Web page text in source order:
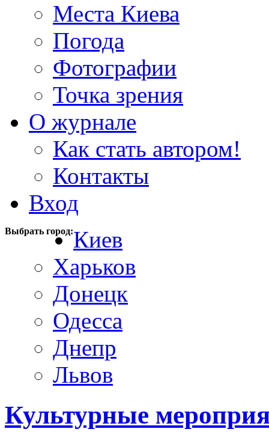
Места Киева
Погода
Фотографии
Точка зрения
О журнале
Как стать автором!
Контакты
Вход
Выбрать город:Киев
Харьков
Донецк
Одесса
Днепр
Львов
Культурные